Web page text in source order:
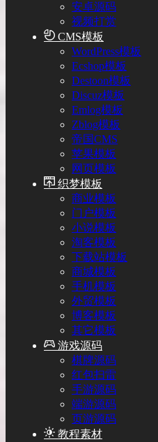
安卓源码
视频打赏
CMS模板
WordPress模板
Ecshop模板
Destoon模板
Discuz模板
Emlog模板
Zblog模板
帝国CMS
苹果模板
网页模板
织梦模板
商业模板
门户模板
小说模板
淘客模板
下载站模板
商城模板
手机模板
外贸模板
博客模板
其它模板
游戏源码
棋牌源码
红包扫雷
手游源码
端游源码
页游源码
教程素材